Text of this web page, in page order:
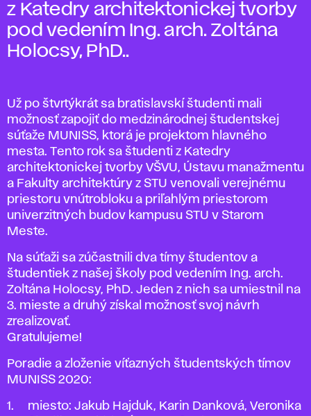
z Katedry architektonickej tvorby
pod vedením Ing. arch. Zoltána
Holocsy, PhD..
Už po štvrtýkrát sa bratislavskí študenti mali
možnosť zapojiť do medzinárodnej študentskej
súťaže MUNISS, ktorá je projektom hlavného
mesta. Tento rok sa študenti z Katedry
architektonickej tvorby VŠVU, Ústavu manažmentu
a Fakulty architektúry z STU venovali verejnému
priestoru vnútrobloku a priľahlým priestorom
univerzitných budov kampusu STU v Starom
Meste.
Na súťaži sa zúčastnili dva tímy študentov a
študentiek z našej školy pod vedením Ing. arch.
Zoltána Holocsy, PhD. Jeden z nich sa umiestnil na
3. mieste a druhý získal možnosť svoj návrh
zrealizovať.
Gratulujeme!
Poradie a zloženie víťazných študentských tímov
MUNISS 2020:
miesto: Jakub Hajduk, Karin Danková, Veronika